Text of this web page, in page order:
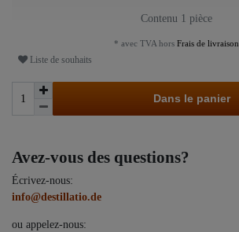
Contenu 1 pièce
* avec TVA horsFrais de livraison
Liste de souhaits
Dans le panier
Avez-vous des questions?
Écrivez-nous:
info@destillatio.de
ou appelez-nous: